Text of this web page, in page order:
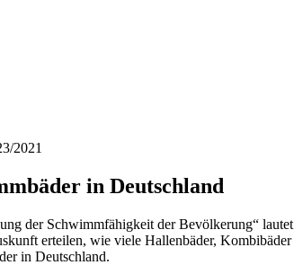
2021
in Deutschland
der Schwimmfähigkeit der Bevölkerung“
erteilen, wie viele Hallenbäder,
in Deutschland.